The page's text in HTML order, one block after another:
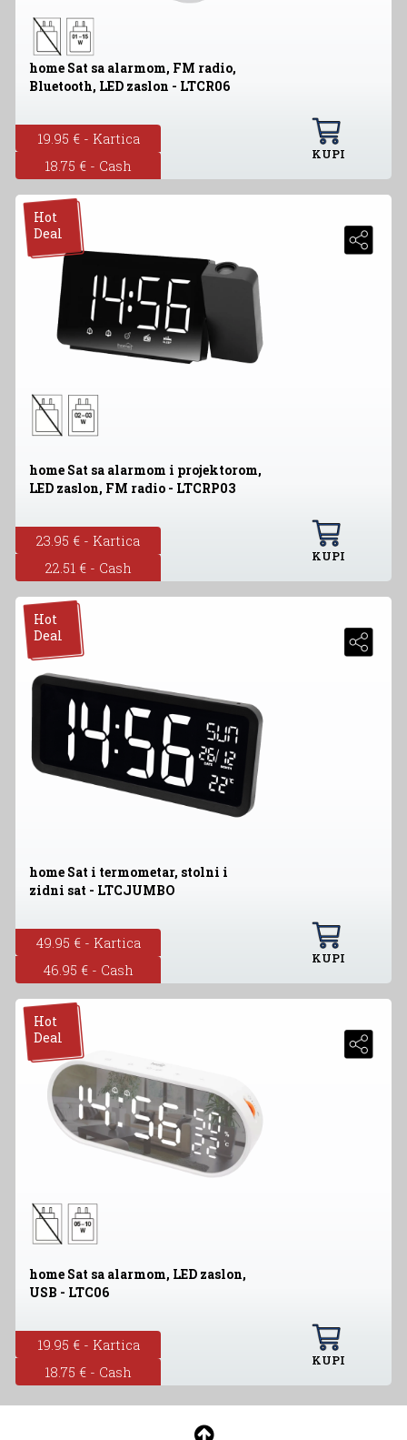
home Sat sa alarmom, FM radio,
Bluetooth, LED zaslon - LTCR06
19.95 € - Kartica
18.75 € - Cash
KUPI
Hot
Deal
home Sat sa alarmom i projektorom,
LED zaslon, FM radio - LTCRP03
23.95 € - Kartica
22.51 € - Cash
KUPI
Hot
Deal
home Sat i termometar, stolni i
zidni sat - LTCJUMBO
49.95 € - Kartica
46.95 € - Cash
KUPI
Hot
Deal
home Sat sa alarmom, LED zaslon,
USB - LTC06
19.95 € - Kartica
18.75 € - Cash
KUPI